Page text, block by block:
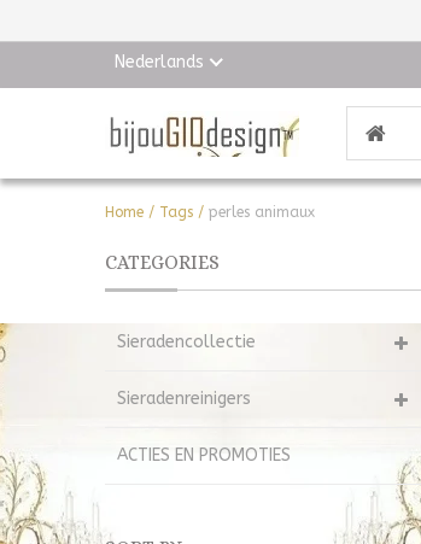
Nederlands
Home / Tags / perles animaux
CATEGORIES
Sieradencollectie
Sieradenreinigers
ACTIES EN PROMOTIES